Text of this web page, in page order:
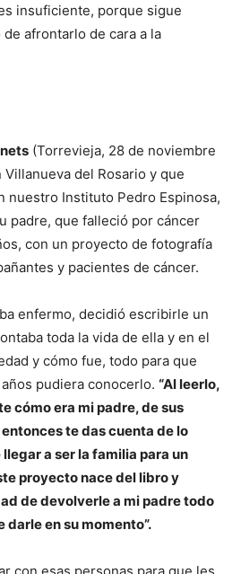
insuficiente, porque sigue
afrontarlo de cara a la
(Torrevieja, 28 de noviembre
del Rosario y que
nuestro Instituto Pedro Espinosa,
padre, que falleció por cáncer
con un proyecto de fotografía
y pacientes de cáncer.
enfermo, decidió escribirle un
toda la vida de ella y en el
y cómo fue, todo para que
pudiera conocerlo. “Al leerlo,
cómo era mi padre, de sus
te das cuenta de lo
a ser la familia para un
proyecto nace del libro y
de devolverle a mi padre todo
darle en su momento”.